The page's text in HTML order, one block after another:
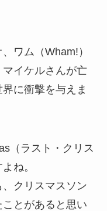
ワム（Wham!）
イケルさんが亡
に衝撃を与えま
（ラスト・クリス
ね。
クリスマスソン
とがあると思い